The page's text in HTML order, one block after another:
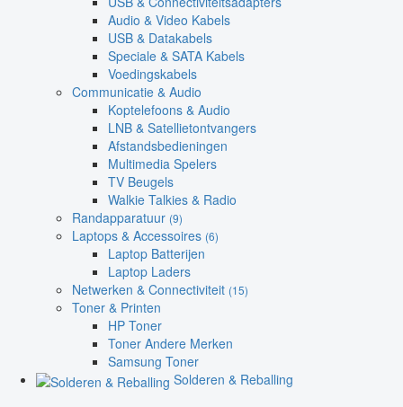
Audio & Video Kabels
USB & Datakabels
Speciale & SATA Kabels
Voedingskabels
Communicatie & Audio
Koptelefoons & Audio
LNB & Satellietontvangers
Afstandsbedieningen
Multimedia Spelers
TV Beugels
Walkie Talkies & Radio
Randapparatuur (9)
Laptops & Accessoires (6)
Laptop Batterijen
Laptop Laders
Netwerken & Connectiviteit (15)
Toner & Printen
HP Toner
Toner Andere Merken
Samsung Toner
Solderen & Reballing